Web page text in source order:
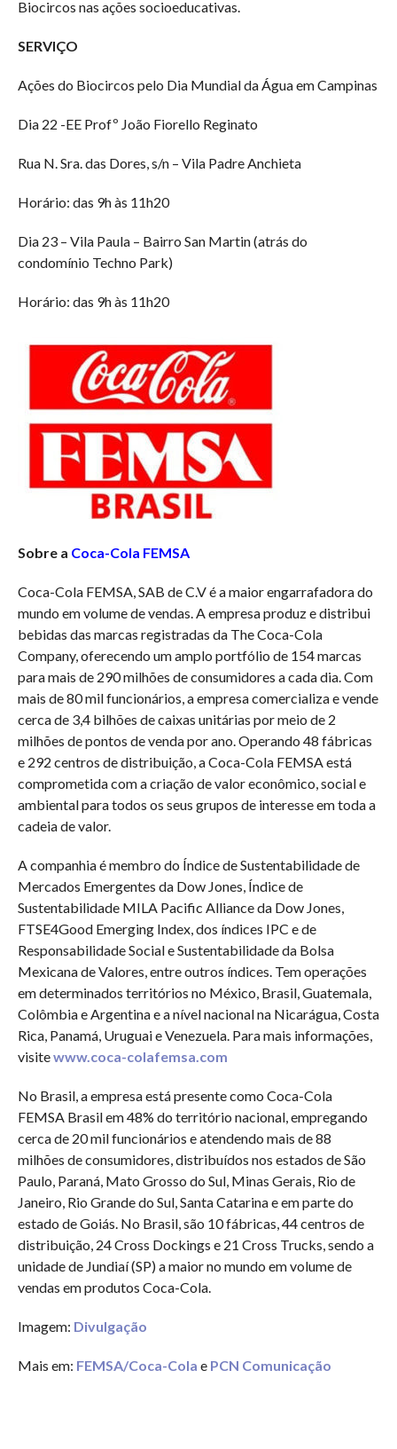
Biocircos nas ações socioeducativas.
SERVIÇO
Ações do Biocircos pelo Dia Mundial da Água em Campinas
Dia 22 -EE Profº João Fiorello Reginato
Rua N. Sra. das Dores, s/n – Vila Padre Anchieta
Horário: das 9h às 11h20
Dia 23 – Vila Paula – Bairro San Martin (atrás do
condomínio Techno Park)
Horário: das 9h às 11h20
Sobre a Coca-Cola FEMSA
Coca-Cola FEMSA, SAB de C.V é a maior engarrafadora do
mundo em volume de vendas. A empresa produz e distribui
bebidas das marcas registradas da The Coca-Cola
Company, oferecendo um amplo portfólio de 154 marcas
para mais de 290 milhões de consumidores a cada dia. Com
mais de 80 mil funcionários, a empresa comercializa e vende
cerca de 3,4 bilhões de caixas unitárias por meio de 2
milhões de pontos de venda por ano. Operando 48 fábricas
e 292 centros de distribuição, a Coca-Cola FEMSA está
comprometida com a criação de valor econômico, social e
ambiental para todos os seus grupos de interesse em toda a
cadeia de valor.
A companhia é membro do Índice de Sustentabilidade de
Mercados Emergentes da Dow Jones, Índice de
Sustentabilidade MILA Pacific Alliance da Dow Jones,
FTSE4Good Emerging Index, dos índices IPC e de
Responsabilidade Social e Sustentabilidade da Bolsa
Mexicana de Valores, entre outros índices. Tem operações
em determinados territórios no México, Brasil, Guatemala,
Colômbia e Argentina e a nível nacional na Nicarágua, Costa
Rica, Panamá, Uruguai e Venezuela. Para mais informações,
visitewww.coca-colafemsa.com
No Brasil, a empresa está presente como Coca-Cola
FEMSA Brasil em 48% do território nacional, empregando
cerca de 20 mil funcionários e atendendo mais de 88
milhões de consumidores, distribuídos nos estados de São
Paulo, Paraná, Mato Grosso do Sul, Minas Gerais, Rio de
Janeiro, Rio Grande do Sul, Santa Catarina e em parte do
estado de Goiás. No Brasil, são 10 fábricas, 44 centros de
distribuição, 24 Cross Dockings e 21 Cross Trucks, sendo a
unidade de Jundiaí (SP) a maior no mundo em volume de
vendas em produtos Coca-Cola.
Imagem: Divulgação
Mais em: FEMSA/Coca-Cola e PCN Comunicação